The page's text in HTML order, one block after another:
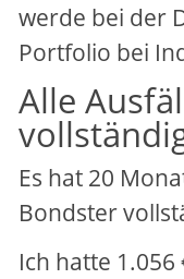
werde bei der
Portfolio bei
Alle
Es hat 20
Bondster
Ich hatte